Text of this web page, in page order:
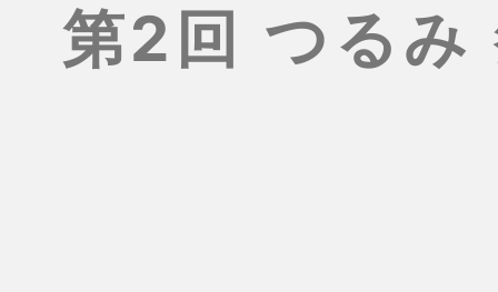
第2回 つる